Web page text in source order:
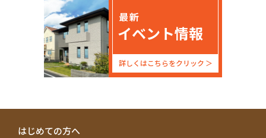
最新
イベント情報
詳しくはこちらをクリック
はじめての方へ